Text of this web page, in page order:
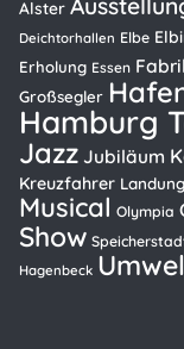
Alster
Deichtorhallen Elbe
Erholung Essen
Großsegler
Hamburg
Jazz Jubiläum
Kreuzfahrer
Musical Olympia
Show
Hagenbeck